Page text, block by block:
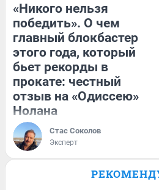
«Никого нельзя
победить». О чем
главный блокбастер
этого года, который
бьет рекорды в
прокате: честный
отзыв на «Одиссею»
Нолана
Стас Соколов
Эксперт